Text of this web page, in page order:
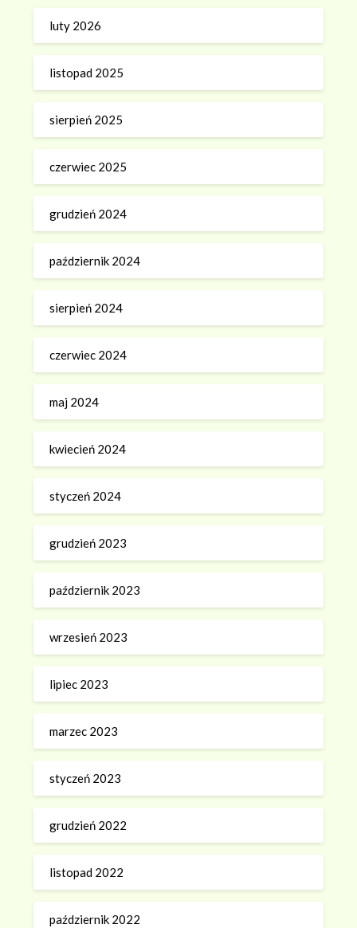
luty 2026
listopad 2025
sierpień 2025
czerwiec 2025
grudzień 2024
październik 2024
sierpień 2024
czerwiec 2024
maj 2024
kwiecień 2024
styczeń 2024
grudzień 2023
październik 2023
wrzesień 2023
lipiec 2023
marzec 2023
styczeń 2023
grudzień 2022
listopad 2022
październik 2022